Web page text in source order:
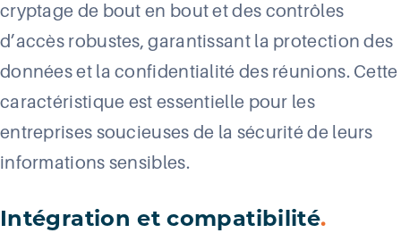
cryptage de bout en bout et des contrôles
d’accès robustes, garantissant la protection des
données et la confidentialité des réunions. Cette
caractéristique est essentielle pour les
entreprises soucieuses de la sécurité de leurs
informations sensibles.
Intégration et compatibilité.